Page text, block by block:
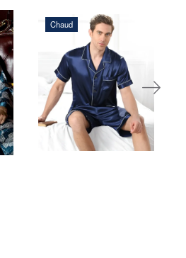
Chaud
1.320,00 DKK
AJOUTER
AU
PANIER